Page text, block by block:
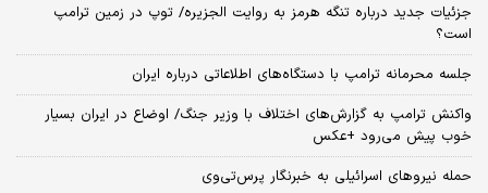
جزئیات جدید درباره تنگه هرمز به روایت الجزیره/ توپ در زمین ترامپ
است؟
جلسه محرمانه ترامپ با دستگاه‌های اطلاعاتی درباره ایران
واکنش ترامپ به گزارش‌های اختلاف با وزیر جنگ/ اوضاع در ایران بسیار
خوب پیش می‌رود +عکس
حمله نیروهای اسرائیلی به خبرنگار پرس‌تی‌وی